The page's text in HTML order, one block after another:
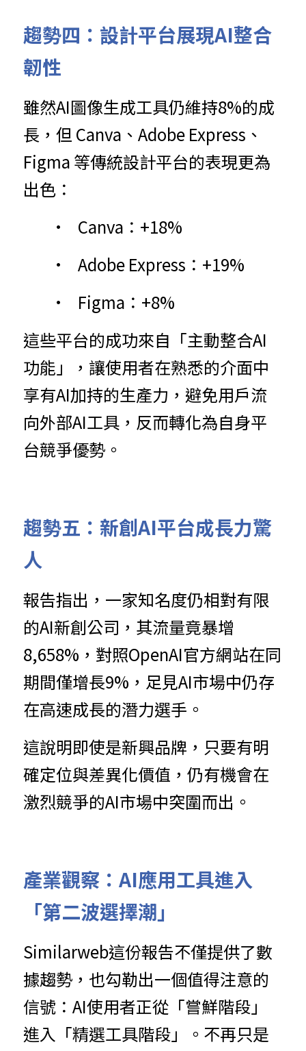
趨勢四：設計平台展現AI整合
韌性
雖然AI圖像生成工具仍維持8%的成
長，但 Canva、Adobe Express、
Figma 等傳統設計平台的表現更為
出色：
	•	Canva：+18%
	•	Adobe Express：+19%
	•	Figma：+8%
這些平台的成功來自「主動整合AI
功能」，讓使用者在熟悉的介面中
享有AI加持的生產力，避免用戶流
向外部AI工具，反而轉化為自身平
台競爭優勢。
趨勢五：新創AI平台成長力驚
人
報告指出，一家知名度仍相對有限
的AI新創公司，其流量竟暴增
8,658%，對照OpenAI官方網站在同
期間僅增長9%，足見AI市場中仍存
在高速成長的潛力選手。
這說明即使是新興品牌，只要有明
確定位與差異化價值，仍有機會在
激烈競爭的AI市場中突圍而出。
產業觀察：AI應用工具進入
「第二波選擇潮」
Similarweb這份報告不僅提供了數
據趨勢，也勾勒出一個值得注意的
信號：AI使用者正從「嘗鮮階段」
進入「精選工具階段」。不再只是